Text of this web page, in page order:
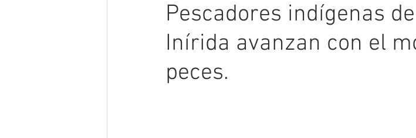
Pescadores indígenas
Inírida avanzan con el
peces.